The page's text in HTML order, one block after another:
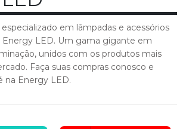
em lâmpadas e acessórios
Energy LED. Um gama gigante em
unidos com os produtos mais
Faça suas compras conosco e
na Energy LED.